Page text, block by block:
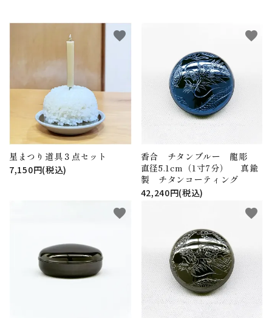
錫杖
印金
アウトレット
ご利用ガイド
プライバシーポリシー
特定商取引法について
星まつり道具３点セット
7,150円(税込)
favorite
香合 チタンブルー 龍彫
直径5.1cm（1寸7分） 真鍮
製 チタンコーティング
42,240円(税込)
favorite
favorite favorite